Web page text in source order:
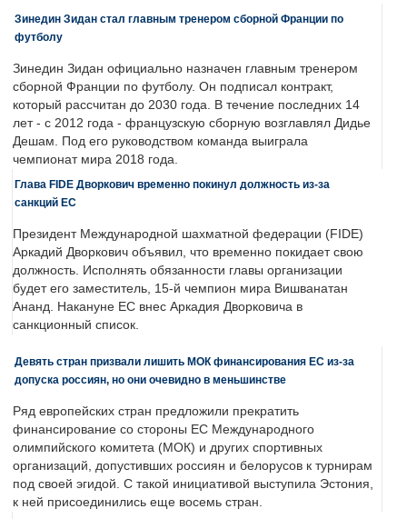
Зинедин Зидан стал главным тренером сборной Франции по
футболу
Зинедин Зидан официально назначен главным тренером
сборной Франции по футболу. Он подписал контракт,
который рассчитан до 2030 года. В течение последних 14
лет - с 2012 года - французскую сборную возглавлял Дидье
Дешам. Под его руководством команда выиграла
чемпионат мира 2018 года.
Глава FIDE Дворкович временно покинул должность из-за
санкций ЕС
Президент Международной шахматной федерации (FIDE)
Аркадий Дворкович объявил, что временно покидает свою
должность. Исполнять обязанности главы организации
будет его заместитель, 15-й чемпион мира Вишванатан
Ананд. Накануне ЕС внес Аркадия Дворковича в
санкционный список.
Девять стран призвали лишить МОК финансирования ЕС из-за
допуска россиян, но они очевидно в меньшинстве
Ряд европейских стран предложили прекратить
финансирование со стороны ЕС Международного
олимпийского комитета (МОК) и других спортивных
организаций, допустивших россиян и белорусов к турнирам
под своей эгидой. С такой инициативой выступила Эстония,
к ней присоединились еще восемь стран.